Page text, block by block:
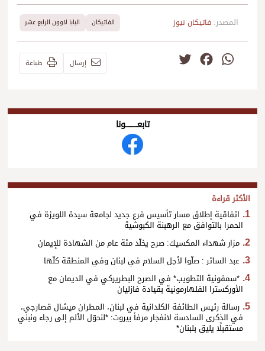
المصدر: فاتيكان نيوز الفاتيكان البابا لاوون الرابع عشر
WhatsApp
Facebook إرسال طباعة
تابعــــــــــونا
الأكثر قراءة
اتفاقية إطلاق مسار تأسيس فرع جديد لجامعة سيدة اللويزة في
الحمرا بالتوافق مع الرهبنة الكبوشية
مزار شهداء المكسيك: صرح يخلّد مئة عام من الشهادة للإيمان
عبد الساتر : صلّوا لأجل السلام في لبنان وفي المنطقة كلّها
*سمفونية التطويب* في الصرح البطريركي في الديمان مع
الأوركسترا الفلهارمونية بقيادة فازليان
رسالة رئيس الطائفة الكلدانية في لبنان، المطران ميشال قصارجي،
في الذكرى السادسة لانفجار مرفأ بيروت: *لنحوّل الألم إلى رجاء ونبني
مستقبلًا يليق بلبنان*